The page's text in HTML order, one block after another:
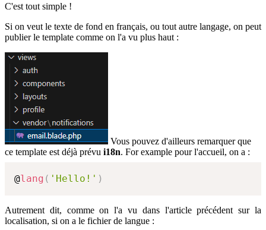
C'est tout simple !
Si on veut le texte de fond en français, ou tout autre langage, on peut
publier le template comme on l'a vu plus haut :
Vous pouvez d'ailleurs remarquer que
ce template est déjà prévu i18n. For example pour l'accueil, on a :
@lang ( 'Hello!' )
Autrement dit, comme on l'a vu dans l'article précédent sur la
localisation, si on a le fichier de langue :